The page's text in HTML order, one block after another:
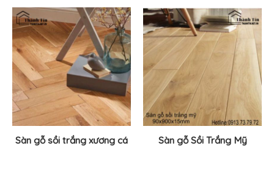
Sàn gỗ sồi trắng xương cá Sàn gỗ Sồi Trắng Mỹ